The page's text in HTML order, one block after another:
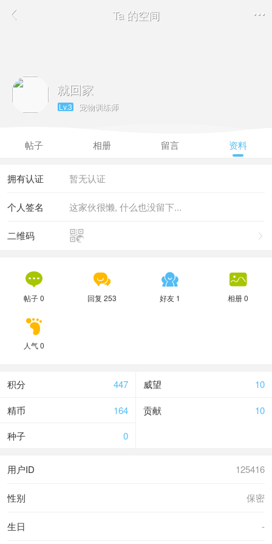
 Ta 的空间 
就回家
Lv.3 宠物训练师
帖子 相册 留言 资料
暂无认证
拥有认证
这家伙很懒, 什么也没留下...
个人签名


二维码

帖子 0

回复 253

好友 1

相册 0

人气 0
447
积分 10
威望
164
精币 10
贡献
0
种子
125416
用户ID
保密
性别
-
生日